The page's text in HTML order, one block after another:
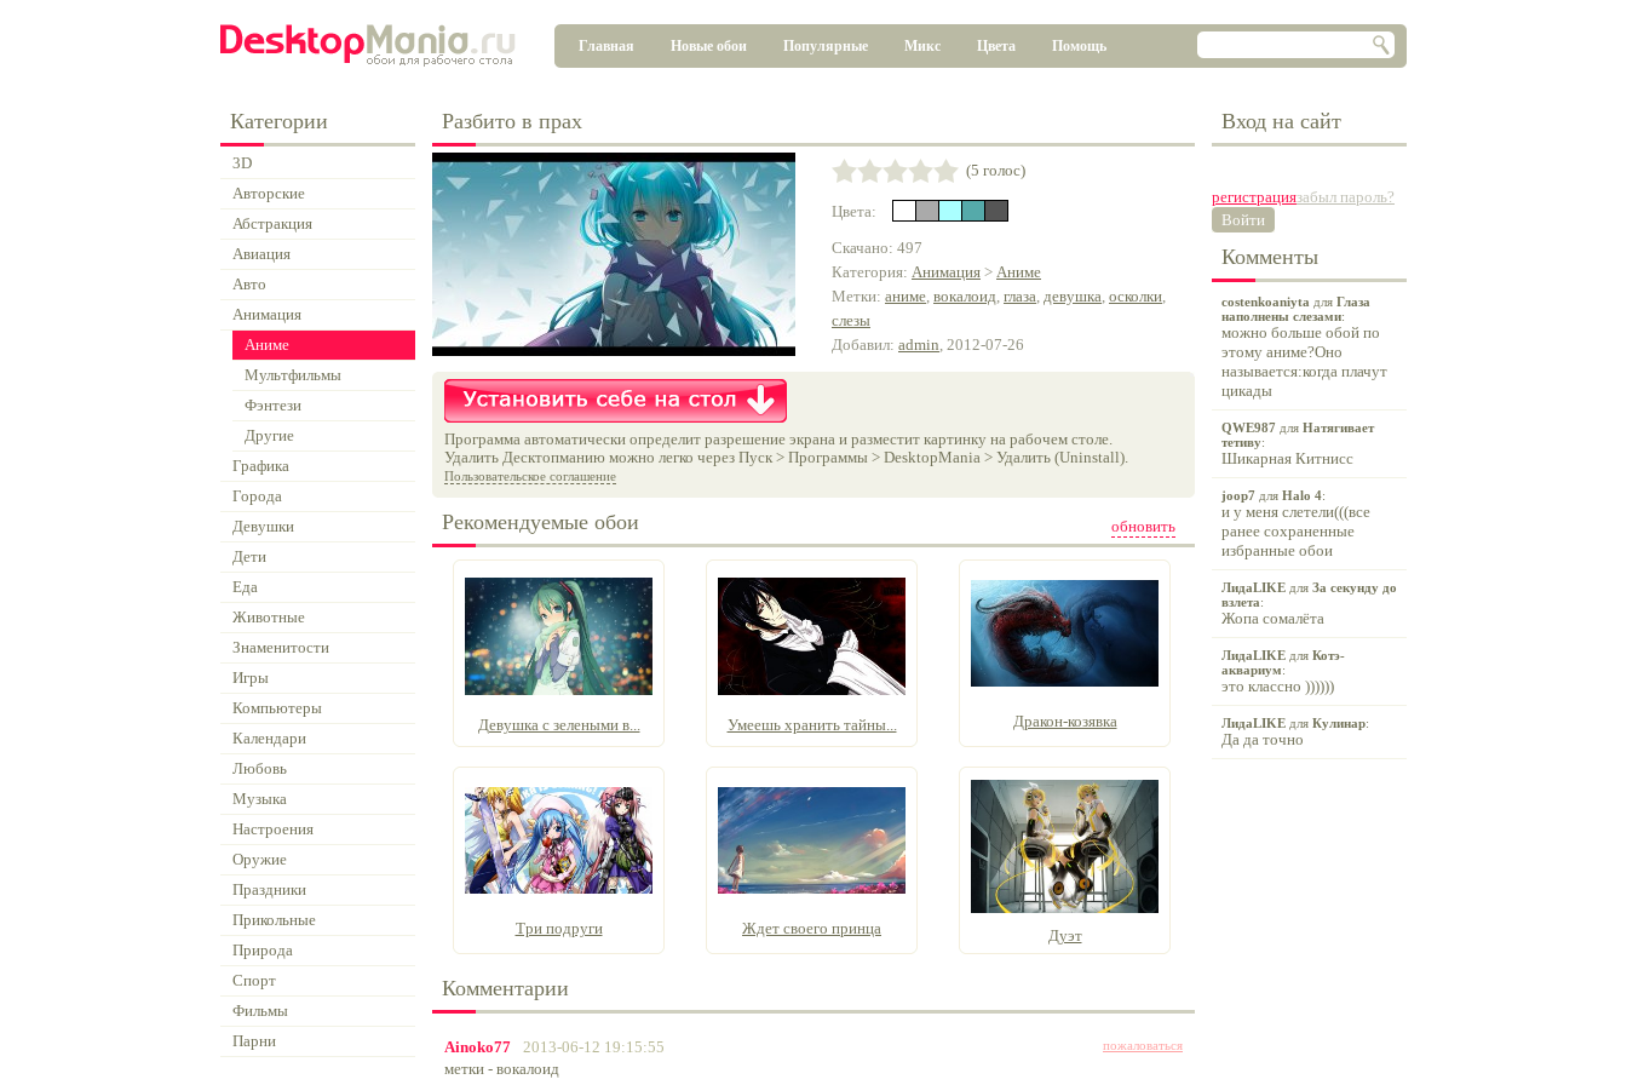
Главная Новые обои Популярные Микс Цвета Помощь
Категории
3D
Авторские
Абстракция
Авиация
Авто
Анимация
Аниме
Мультфильмы
Фэнтези
Другие
Графика
Города
Девушки
Дети
Еда
Животные
Знаменитости
Игры
Компьютеры
Календари
Любовь
Музыка
Настроения
Оружие
Праздники
Прикольные
Природа
Спорт
Фильмы
Парни
Разбито в прах
(5 голос)
Цвета:
Скачано: 497
Категория: Анимация > Аниме
Метки: аниме, вокалоид, глаза, девушка, осколки,
слезы
Добавил: admin, 2012-07-26
Программа автоматически определит разрешение экрана и разместит картинку на рабочем столе.
Удалить Десктопманию можно легко через Пуск > Программы > DesktopMania > Удалить (Uninstall).
Пользовательское соглашение
обновить
Рекомендуемые обои
Девушка с зелеными в... Умеешь хранить тайны... Дракон-козявка
Три подруги Ждет своего принца Дуэт
Комментарии
Ainoko77 пожаловаться
2013-06-12 19:15:55
метки - вокалоид
Вход на сайт
регистрациязабыл пароль?
Войти
Комменты
costenkoaniyta для Глаза
наполнены слезами:
можно больше обой по
этому аниме?Оно
называется:когда плачут
цикады
QWE987 для Натягивает
тетиву:
Шикарная Китнисс
joop7 для Halo 4:
и у меня слетели(((все
ранее сохраненные
избранные обои
ЛидаLIKE для За секунду до
взлета:
Жопа сомалёта
ЛидаLIKE для Котэ-
аквариум:
это классно ))))))
ЛидаLIKE для Кулинар:
Да да точно